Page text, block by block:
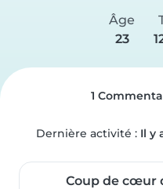
Âge
23
1
Dernière activité : Il y
Coup de cœur